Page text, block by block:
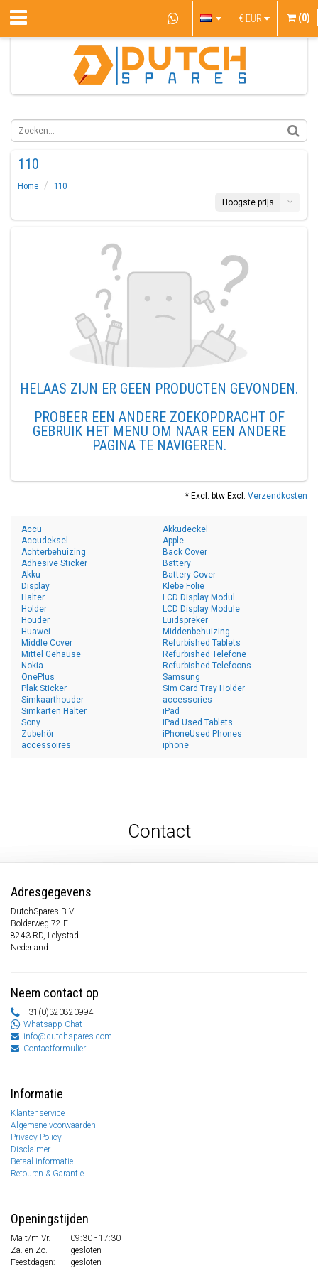
€ EUR (0)
110
Home
110
Hoogste prijs
HELAAS ZIJN ER GEEN PRODUCTEN GEVONDEN.
PROBEER EEN ANDERE ZOEKOPDRACHT OF
GEBRUIK HET MENU OM NAAR EEN ANDERE
PAGINA TE NAVIGEREN.
* Excl. btw Excl. Verzendkosten
Accu
Accudeksel
Achterbehuizing
Adhesive Sticker
Akku
Akkudeckel
Apple
Back Cover
Battery
Battery Cover
Display
Halter
Holder
Houder
Huawei
Klebe Folie
LCD Display Modul
LCD Display Module
Luidspreker
Middenbehuizing
Middle Cover
Mittel Gehäuse
Nokia
OnePlus
Plak Sticker
Refurbished Tablets
Refurbished Telefone
Refurbished Telefoons
Samsung
Sim Card Tray Holder
Simkaarthouder
Simkarten Halter
Sony
Zubehör
accessoires
accessories
iPad
iPad Used Tablets
iPhoneUsed Phones
iphone
Contact
Adresgegevens
DutchSpares B.V.
Bolderweg 72 F
8243 RD, Lelystad
Nederland
Neem contact op
+31(0)320820994
Whatsapp Chat
info@dutchspares.com
Contactformulier
Informatie
Klantenservice
Algemene voorwaarden
Privacy Policy
Disclaimer
Betaal informatie
Retouren & Garantie
Openingstijden
Ma t/m Vr.
09:30 - 17:30
Za. en Zo.
gesloten
Feestdagen:
gesloten